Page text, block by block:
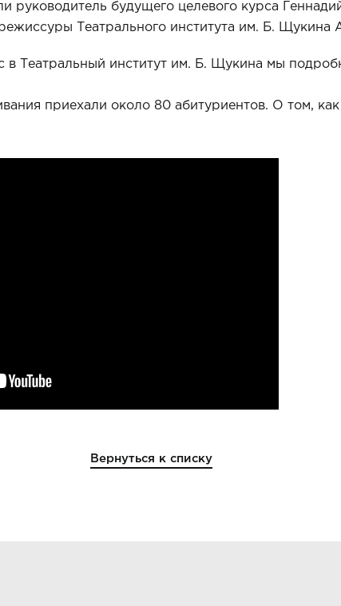
руководитель будущего целевого курса
Театрального института им. Б. Щукина
в Театральный институт им. Б. Щукина мы
приехали около 80 абитуриентов. О том,
Вернуться к списку